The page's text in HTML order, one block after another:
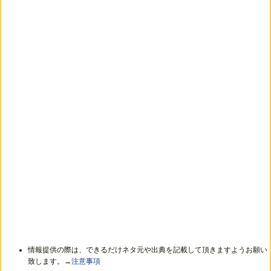
情報提供の際は、できるだけネタ元や出典を記載して頂きますようお願い
致します。→注意事項